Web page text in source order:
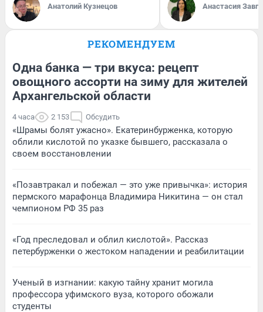
Анатолий Кузнецов Анастасия
РЕКОМЕНДУЕМ
Одна банка — три вкуса: рецепт
овощного ассорти на зиму для жителей
Архангельской области
4 часа 2 153 Обсудить
«Шрамы болят ужасно». Екатеринбурженка, которую
облили кислотой по указке бывшего, рассказала о
своем восстановлении
«Позавтракал и побежал — это уже привычка»: история
пермского марафонца Владимира Никитина — он стал
чемпионом РФ 35 раз
«Год преследовал и облил кислотой». Рассказ
петербурженки о жестоком нападении и реабилитации
Ученый в изгнании: какую тайну хранит могила
профессора уфимского вуза, которого обожали
студенты